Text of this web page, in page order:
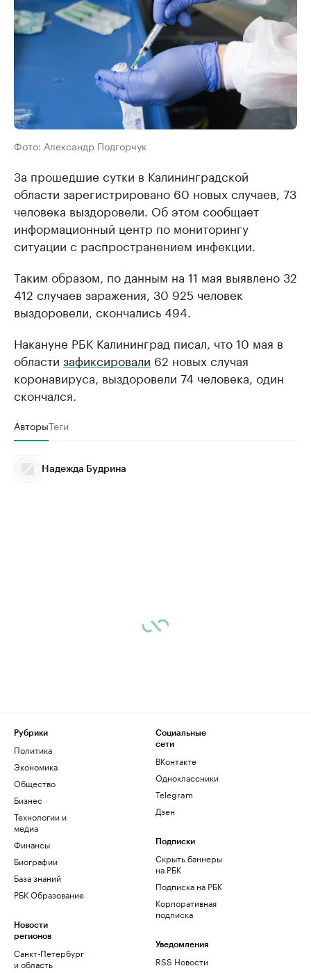
Фото: Александр Подгорчук
За прошедшие сутки в Калининградской
области зарегистрировано 60 новых случаев, 73
человека выздоровели. Об этом сообщает
информационный центр по мониторингу
ситуации с распространением инфекции.
Таким образом, по данным на 11 мая выявлено 32
412 случаев заражения, 30 925 человек
выздоровели, скончались 494.
Накануне РБК Калининград писал, что 10 мая в
области зафиксировали 62 новых случая
коронавируса, выздоровели 74 человека, один
скончался.
АвторыТеги
Надежда Будрина
Рубрики
Политика
Экономика
Общество
Бизнес
Технологии и
медиа
Финансы
Биографии
База знаний
РБК Образование
Новости
регионов
Санкт-Петербург
и область
Социальные
сети
ВКонтакте
Одноклассники
Telegram
Дзен
Подписки
Скрыть баннеры
на РБК
Подписка на РБК
Корпоративная
подписка
Уведомления
RSS Новости